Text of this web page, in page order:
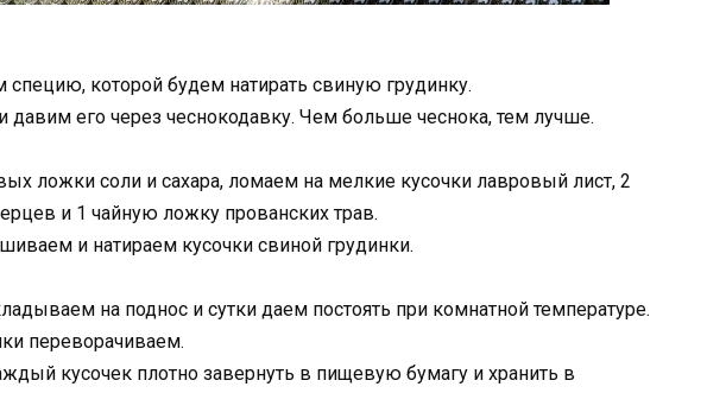
специю, которой будем натирать свиную грудинку.
давим его через чеснокодавку. Чем больше чеснока, тем лучше.
ложки соли и сахара, ломаем на мелкие кусочки лавровый лист, 2
и 1 чайную ложку прованских трав.
и натираем кусочки свиной грудинки.
на поднос и сутки даем постоять при комнатной температуре.
переворачиваем.
кусочек плотно завернуть в пищевую бумагу и хранить в